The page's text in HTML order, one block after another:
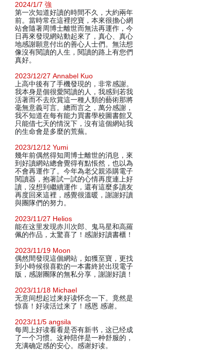
2024/1/7 強
第一次知道好讀的時間不久，大約兩年
前。當時常在這裡挖寶，本來很擔心網
站會隨著周博士離世而無法再運作，今
日再來發現網站動起來了，真心、真心
地感謝願意付出的善心人士們。無法想
像沒有閱讀的人生，閱讀的路上有您們
真好。
2023/12/27 Annabel Kuo
上高中後有了手機發現的，非常感謝。
我本身是個很愛閱讀的人，我感到若我
活著而不去欣賞這一種人類的藝術那將
毫無意義可言。總而言之，萬分感謝，
我不知道在每有能力買書學校圖書館又
只能借七天的情況下，沒有這個網站我
的生命會是多麼的荒蕪。
2023/12/12 Yumi
幾年前偶然得知周博士離世的消息，來
到好讀網站總會覺得有點悵然，也以為
不會再運作了。今年為老父親添購電子
閱讀器，抱著試一試的心情再度連上好
讀，沒想到繼續運作，還有這麼多讀友
再度回來這裡，感覺很溫暖，謝謝好讀
與團隊們的努力。
2023/11/27 Helios
能在这里发现赤川次郎、鬼马星和高羅
佩的作品，太驚喜了！感謝好讀書櫃！
2023/11/19 Moon
偶然間發現這個網站，如獲至寶，更找
到小時候很喜歡的一本書終於出現電子
版，感謝團隊的無私分享，謝謝好讀！
2023/11/18 Michael
无意间想起过来好读怀念一下。竟然是
惊喜！好读活过来了！感恩 感谢。
2023/11/5 angsila
每周上好读看看是否有新书，这已经成
了一个习惯。这种陪伴是一种舒服的，
充满确定感的安心。感谢好读。